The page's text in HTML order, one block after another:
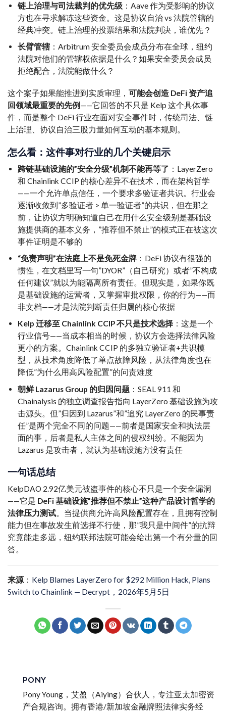
链上治理与司法裁判的优先级 ：Aave 作为受影响的协议
方也在寻求解冻这些资金。这是协议自治 vs 法院管辖的
经典冲突。链上治理的投票结果和法院判决，谁优先？
长臂管辖 ：Arbitrum 安全委员会成员分布在全球，纽约
法院对他们的管辖权依据是什么？如果安全委员会成员
拒绝配合，法院能做什么？
这个案子如果能推进到实质审理， 可能会创造 DeFi 资产追
回领域最重要的先例 ——它回答的不只是 Kelp 这个具体事
件，而是整个 DeFi 行业在面对安全事件时，传统司法、链
上治理、协议自治三股力量如何互动的基本规则。
怎么看：这件事对行业的几个关键启示
跨链基础设施的”安全分级”机制不能再等了 ：LayerZero
和 Chainlink CCIP 的核心差异不在技术，而在架构哲学
——一个允许单点信任，一个要求多验证者共识。行业会
逐渐收敛到”多验证者 > 单一验证者”的共识，但在那之
前，让协议方明确知道自己在用什么安全级别是基础设
施提供商的基本义务，”推荐但不禁止”的模式正在被这次
事件证明是不够的
“免责声明”在法庭上不是免死金牌 ：DeFi 协议有很强的
惯性，在文档里写一句”DYOR”（自己研究）或者”不构成
任何建议”就以为能隔离所有责任。但现实是，如果你既
是基础设施的运营者，又掌握审批权限，你的行为——而
非文档——才是法院判断责任归属的核心依据
Kelp 迁移至 Chainlink CCIP 不只是技术选择 ：这是一个
行业信号——当成本相当的时候，协议方会选择法律风险
更小的方案。Chainlink CCIP 的多独立验证者+共识模
型，从技术角度降低了单点故障风险，从法律角度也在
降低”为什么用高风险配置”的问责难度
朝鲜 Lazarus Group 的归因问题 ：SEAL 911 和
Chainalysis 的独立调查报告指向 LayerZero 基础设施为攻
击源头。但”归因到 Lazarus”和”追究 LayerZero 的民事责
任”是两个完全不同的问题——前者是国家安全和执法层
面的事，后者是私人主体之间的侵权纠纷。不能因为
Lazarus 是攻击者，就认为基础设施方没有责任
一句话总结
KelpDAO 2.92亿美元被盗事件的核心不只是一个安全漏洞
——它是 DeFi 基础设施”推荐但不禁止”这种产品设计哲学的
法律压力测试。当提供商允许高风险配置存在，且拥有控制
能力但在事故发生前选择不行使，那”我只是中间件”的抗辩
究竟能走多远，纽约联邦法院可能会给出第一个有分量的回
答。
来源 ： Kelp Blames LayerZero for $292 Million Hack, Plans
Switch to Chainlink — Decrypt，2026年5月5日
PONY
Pony Young，艾盈（Aiying）合伙人，专注亚太加密资
产合规咨询。拥有香港/新加坡金融牌照法律实务经